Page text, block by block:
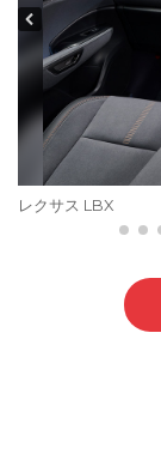
レクサス LBX